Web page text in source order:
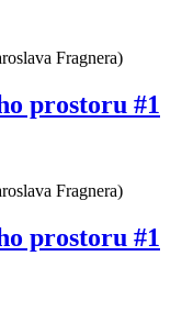
Fragnera)
prostoru #1
Fragnera)
prostoru #1